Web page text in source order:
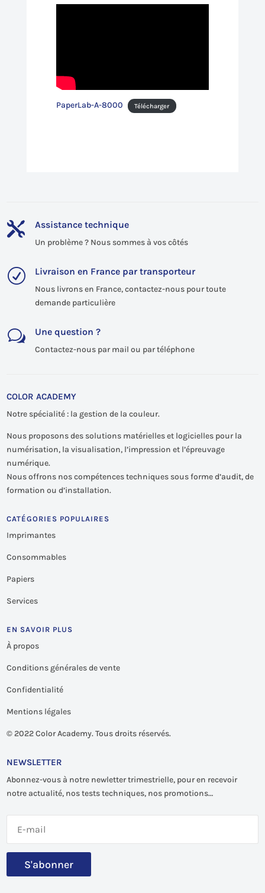
PaperLab-A-8000 Télécharger
 Assistance technique
Un problème ? Nous sommes à vos côtés
R Livraison en France par transporteur
Nous livrons en France, contactez-nous pour toute
demande particulière
w Une question ?
Contactez-nous par mail ou par téléphone
COLOR ACADEMY
Notre spécialité : la gestion de la couleur.
Nous proposons des solutions matérielles et logicielles pour la
numérisation, la visualisation, l’impression et l’épreuvage
numérique.
Nous offrons nos compétences techniques sous forme d’audit, de
formation ou d’installation.
CATÉGORIES POPULAIRES
Imprimantes
Consommables
Papiers
Services
EN SAVOIR PLUS
À propos
Conditions générales de vente
Confidentialité
Mentions légales
© 2022 Color Academy. Tous droits réservés.
NEWSLETTER
Abonnez-vous à notre newletter trimestrielle, pour en recevoir
notre actualité, nos tests techniques, nos promotions…
S'abonner